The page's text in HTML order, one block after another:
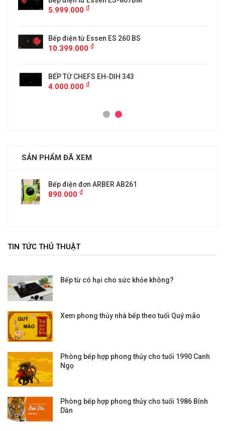
5.999.000 ₫
Bếp điện từ Essen ES 260 BS
10.399.000 ₫
BẾP TỪ CHEFS EH-DIH 343
4.000.000 ₫
SẢN PHẨM ĐÃ XEM
Bếp điện đơn ARBER AB261
890.000 ₫
TIN TỨC THỦ THUẬT
Bếp từ có hại cho sức khỏe không?
Xem phong thủy nhà bếp theo tuổi Quý mão
Phòng bếp hợp phong thủy cho tuổi 1990 Canh
Ngọ
Phòng bếp hợp phong thủy cho tuổi 1986 Bính
Dần